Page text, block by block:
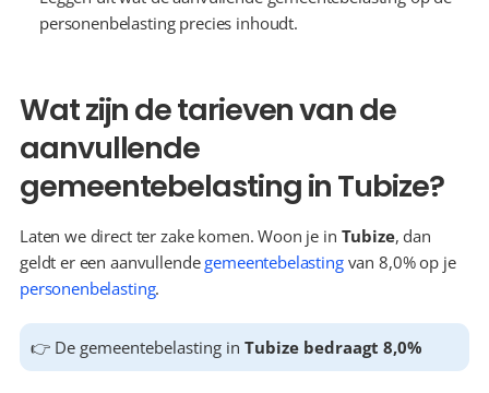
personenbelasting precies inhoudt.
Wat zijn de tarieven van de
aanvullende
gemeentebelasting in Tubize?
Laten we direct ter zake komen. Woon je in Tubize, dan
geldt er een aanvullende gemeentebelasting
van 8,0% op je
personenbelasting.
👉 De gemeentebelasting in Tubize bedraagt 8,0%